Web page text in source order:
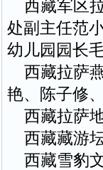
西藏军区
处副主任范
幼儿园园长
西藏拉萨
艳、陈子修
西藏拉萨地
西藏藏游
西藏雪豹